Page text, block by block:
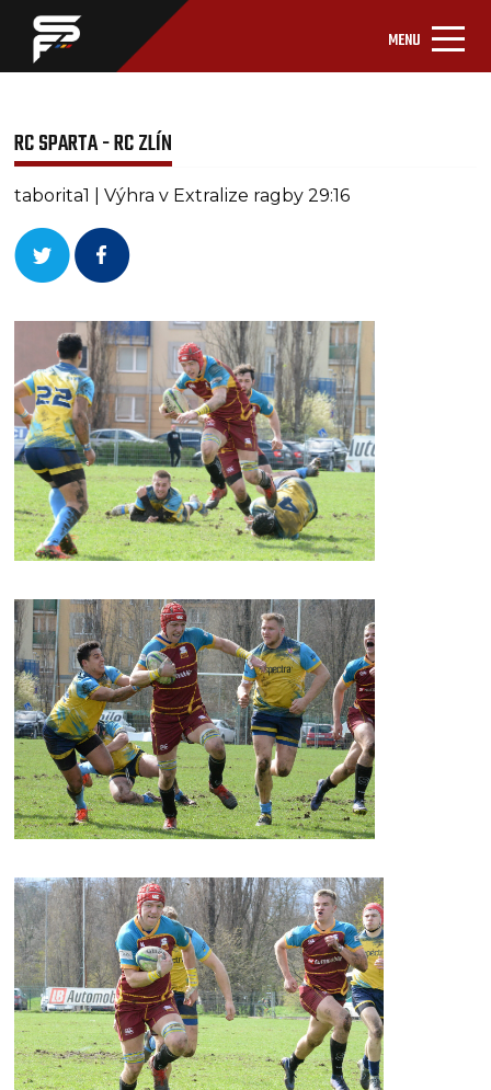
MENU
RC SPARTA - RC ZLÍN
taborita1 | Výhra v Extralize ragby 29:16